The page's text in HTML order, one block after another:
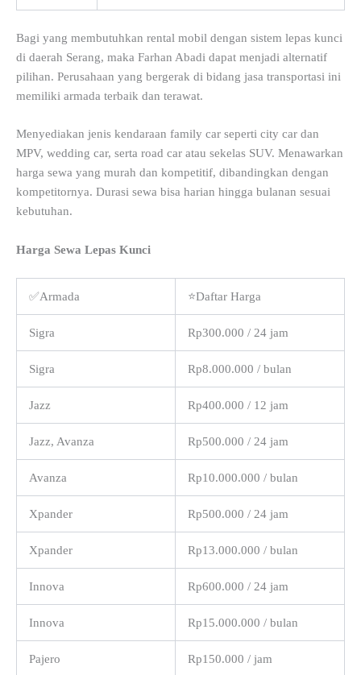
Bagi yang membutuhkan rental mobil dengan sistem lepas kunci
di daerah Serang, maka Farhan Abadi dapat menjadi alternatif
pilihan. Perusahaan yang bergerak di bidang jasa transportasi ini
memiliki armada terbaik dan terawat.
Menyediakan jenis kendaraan family car seperti city car dan
MPV, wedding car, serta road car atau sekelas SUV. Menawarkan
harga sewa yang murah dan kompetitif, dibandingkan dengan
kompetitornya. Durasi sewa bisa harian hingga bulanan sesuai
kebutuhan.
Harga Sewa Lepas Kunci
✅Armada ⭐Daftar Harga
Sigra Rp300.000 / 24 jam
Sigra Rp8.000.000 / bulan
Jazz Rp400.000 / 12 jam
Jazz, Avanza Rp500.000 / 24 jam
Avanza Rp10.000.000 / bulan
Xpander Rp500.000 / 24 jam
Xpander Rp13.000.000 / bulan
Innova Rp600.000 / 24 jam
Innova Rp15.000.000 / bulan
Pajero Rp150.000 / jam